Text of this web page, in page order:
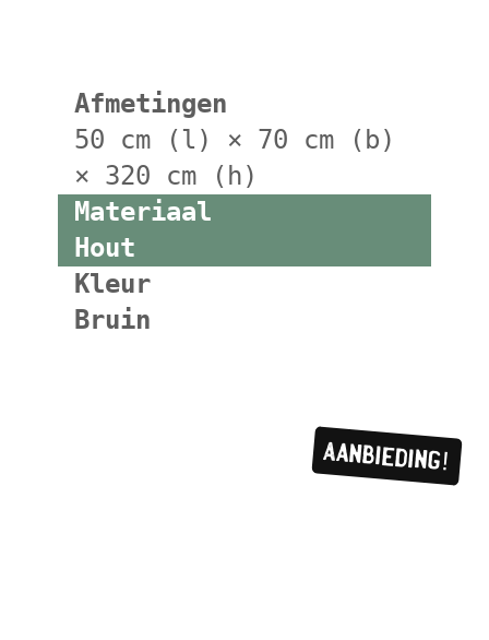
Afmetingen
50 cm (l) × 70 cm (b)
× 320 cm (h)
Materiaal
Hout
Kleur
Bruin
Aanbieding!